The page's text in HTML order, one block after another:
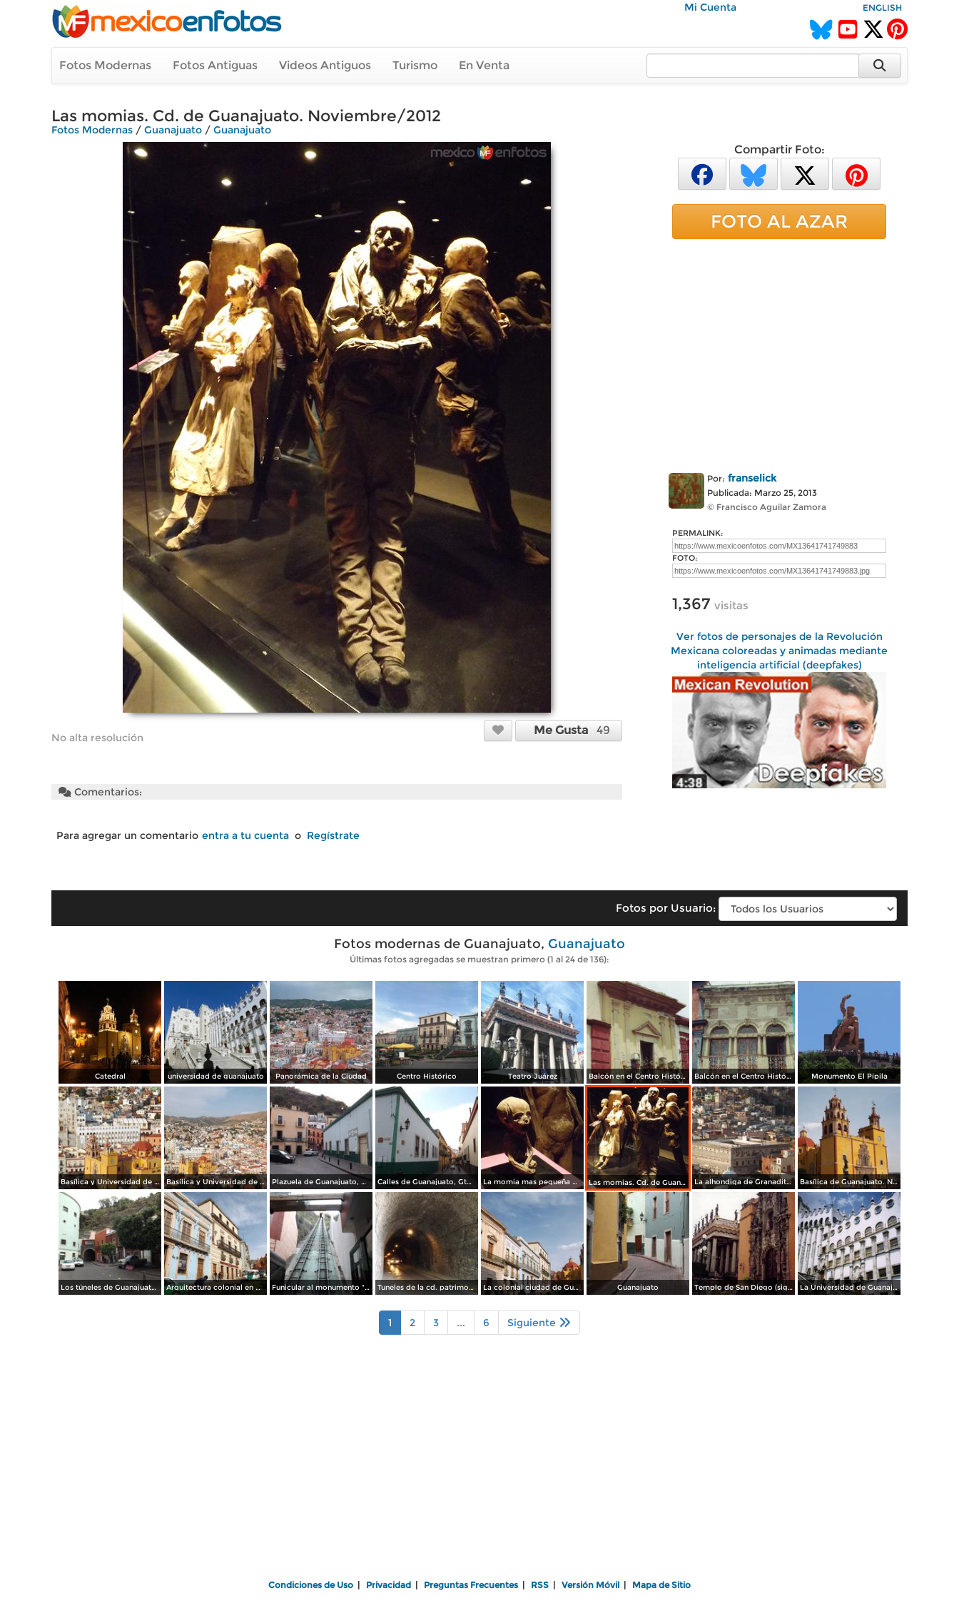
Mi Cuenta ENGLISH
Fotos Modernas Fotos Antiguas Videos Antiguos Turismo En Venta
Las momias. Cd. de Guanajuato. Noviembre/2012
Fotos Modernas / Guanajuato / Guanajuato
No alta resolución
Me Gusta 49
Comentarios:
Para agregar un comentario entra a tu cuenta o Regístrate
Compartir Foto:
FOTO AL AZAR
Por: franselick
Publicada: Marzo 25, 2013
© Francisco Aguilar Zamora
PERMALINK:
FOTO:
1,367 visitas
Ver fotos de personajes de la Revolución
Mexicana coloreadas y animadas mediante
inteligencia artificial (deepfakes)
Fotos por Usuario:
Fotos modernas de Guanajuato, Guanajuato
Últimas fotos agregadas se muestran primero (1 al 24 de 136):
Catedral universidad de guanajuato Panorámica de la Ciudad Centro Histórico Teatro Juárez Balcón en el Centro Histórico Balcón en el Centro Histórico Monumento El Pípila
Basílica y Universidad de Guanajuato Basílica y Universidad de Guanajuato. Noviembre/2012 Plazuela de Guanajuato, Gto. Noviembre/2012 Calles de Guanajuato, Gto. Noviembre/2012 La momia mas pequeña del mundo. Guanajuato. Noviembre72012 Las momias. Cd. de Guanajuato. Noviembre/2012 La alhondiga de Granaditas. Guanajuato. Noviembre/2012 Basílica de Guanajuato. Noviembre/2012
Los túneles de Guanajuato. Noviembre/2012 Arquitectura colonial en Guanajuato. Noviembre/2012 Funicular al monumento "El Pipila". Guanajuato. Noviembre/2012 Tuneles de la cd. patrimonio cultural de la humanidad. Noviembre/2012 La colonial ciudad de Guanajuato. Noviembre/2012 Guanajuato Templo de San Diego (siglo XVIII) y teatro Juárez. Guanajuato. 2003 La Universidad de Guanajuato. 2003
1 2 3 ... 6 Siguiente
Condiciones de Uso Privacidad Preguntas Frecuentes RSS Versión Móvil Mapa de Sitio